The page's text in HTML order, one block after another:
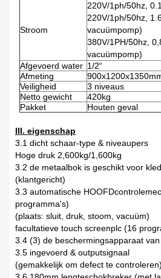
Stroom
220V/1ph/50hz,
220V/1ph/50hz,
vacuümpomp)
380V/1PH/50hz,
vacuümpomp)
Afgevoerd water 1/2“
Afmeting
Veiligheid
3 niveaus
Netto gewicht
420kg
Pakket
Houten geval
III. eigenschap
3.1 dicht schaar-type & niveaupers
Hoge druk 2,600kg/1,600kg
3.2 de metaalbok is geschikt voor
(klantgericht)
3.3 automatische
programma's)
(plaats: sluit, druk, stoom, vacuüm)
facultatieve touch screenplc (16
3.4 (3) de beschermingsapparaat
3.5 ingevoerd & outputsignaal
(gemakkelijk om defect te controleren)